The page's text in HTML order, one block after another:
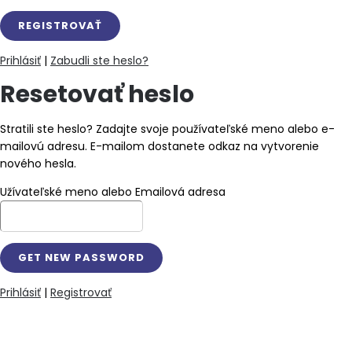
Prihlásiť | Zabudli ste heslo?
Resetovať heslo
Stratili ste heslo? Zadajte svoje používateľské meno alebo e-
mailovú adresu. E-mailom dostanete odkaz na vytvorenie
nového hesla.
Užívateľské meno alebo Emailová adresa
Prihlásiť | Registrovať